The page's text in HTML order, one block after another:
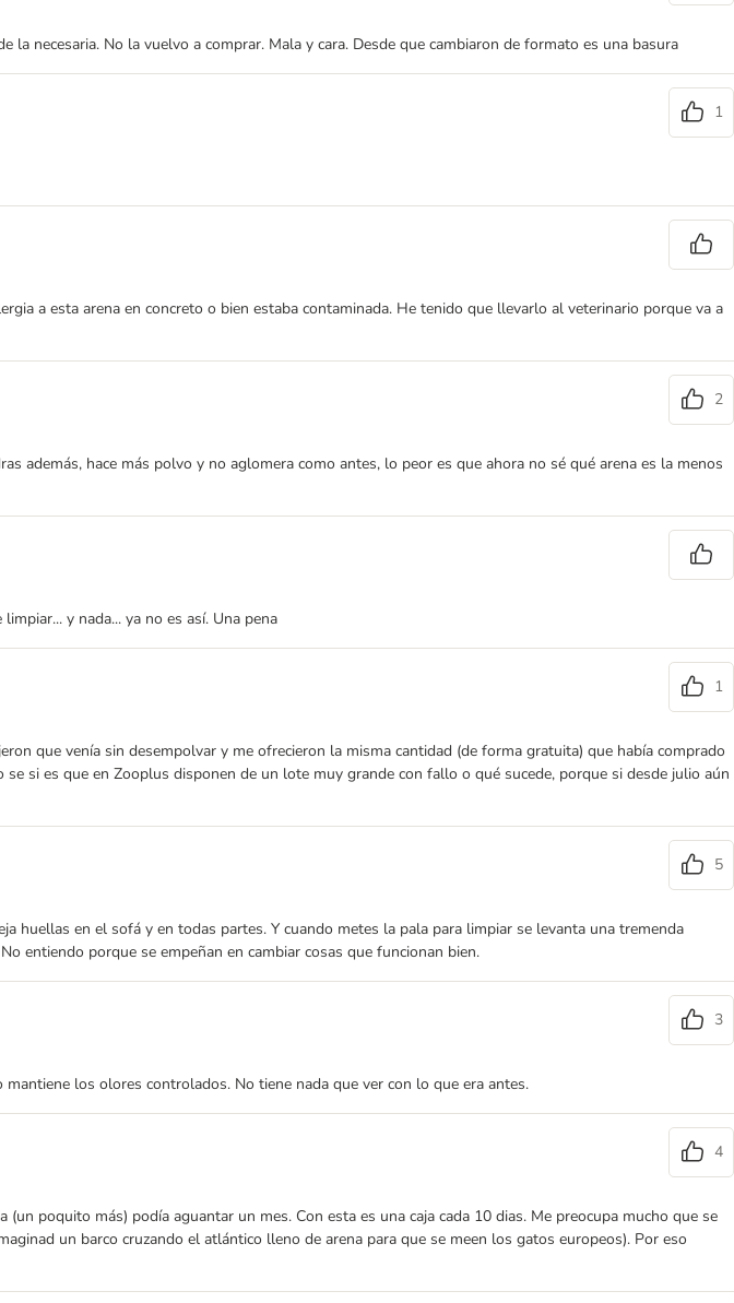
la necesaria. No la vuelvo a comprar. Mala y cara. Desde que cambiaron de formato es una basura
1
a esta arena en concreto o bien estaba contaminada. He tenido que llevarlo al veterinario porque va a
2
además, hace más polvo y no aglomera como antes, lo peor es que ahora no sé qué arena es la menos
y nada... ya no es así. Una pena
1
que venía sin desempolvar y me ofrecieron la misma cantidad (de forma gratuita) que había comprado
si es que en Zooplus disponen de un lote muy grande con fallo o qué sucede, porque si desde julio aún
5
huellas en el sofá y en todas partes. Y cuando metes la pala para limpiar se levanta una tremenda
entiendo porque se empeñan en cambiar cosas que funcionan bien.
3
los olores controlados. No tiene nada que ver con lo que era antes.
4
poquito más) podía aguantar un mes. Con esta es una caja cada 10 dias. Me preocupa mucho que se
un barco cruzando el atlántico lleno de arena para que se meen los gatos europeos). Por eso